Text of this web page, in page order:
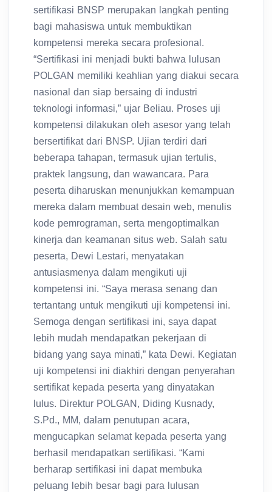
sertifikasi BNSP merupakan langkah penting
bagi mahasiswa untuk membuktikan
kompetensi mereka secara profesional.
“Sertifikasi ini menjadi bukti bahwa lulusan
POLGAN memiliki keahlian yang diakui secara
nasional dan siap bersaing di industri
teknologi informasi,” ujar Beliau. Proses uji
kompetensi dilakukan oleh asesor yang telah
bersertifikat dari BNSP. Ujian terdiri dari
beberapa tahapan, termasuk ujian tertulis,
praktek langsung, dan wawancara. Para
peserta diharuskan menunjukkan kemampuan
mereka dalam membuat desain web, menulis
kode pemrograman, serta mengoptimalkan
kinerja dan keamanan situs web. Salah satu
peserta, Dewi Lestari, menyatakan
antusiasmenya dalam mengikuti uji
kompetensi ini. “Saya merasa senang dan
tertantang untuk mengikuti uji kompetensi ini.
Semoga dengan sertifikasi ini, saya dapat
lebih mudah mendapatkan pekerjaan di
bidang yang saya minati,” kata Dewi. Kegiatan
uji kompetensi ini diakhiri dengan penyerahan
sertifikat kepada peserta yang dinyatakan
lulus. Direktur POLGAN, Diding Kusnady,
S.Pd., MM, dalam penutupan acara,
mengucapkan selamat kepada peserta yang
berhasil mendapatkan sertifikasi. “Kami
berharap sertifikasi ini dapat membuka
peluang lebih besar bagi para lulusan